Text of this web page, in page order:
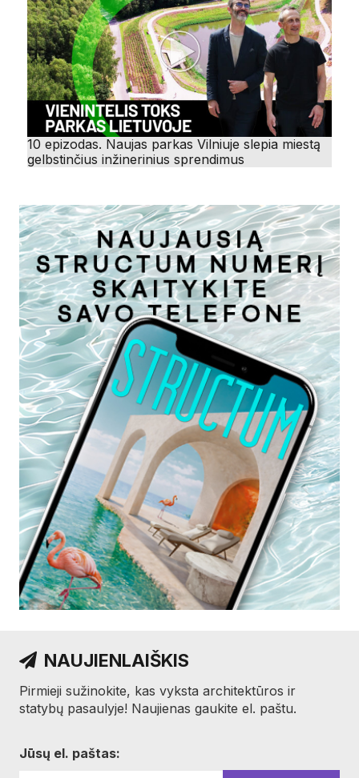
10 epizodas. Naujas parkas Vilniuje slepia miestą
gelbstinčius inžinerinius sprendimus
NAUJIENLAIŠKIS
Pirmieji sužinokite, kas vyksta architektūros ir
statybų pasaulyje! Naujienas gaukite el. paštu.
Jūsų el. paštas: